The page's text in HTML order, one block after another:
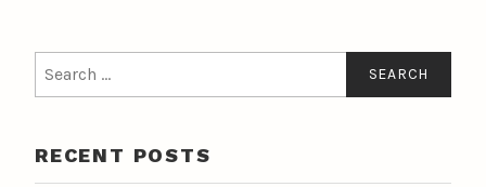
for:
RECENT POSTS